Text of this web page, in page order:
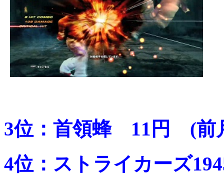
3位：首領蜂 11円 (前
4位：ストライカーズ